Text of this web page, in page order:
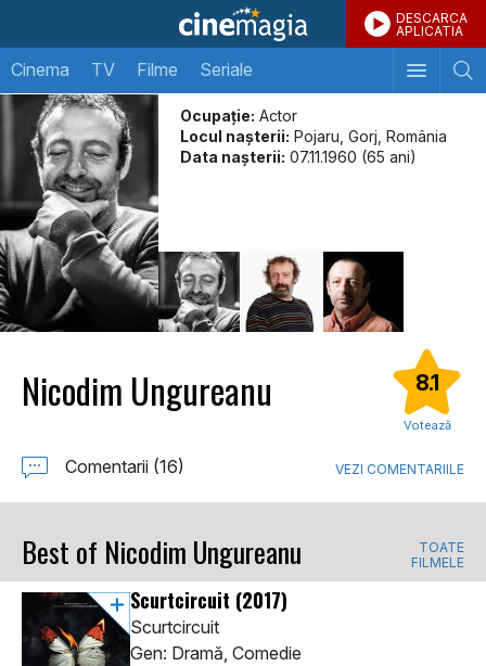
DESCARCA
APLICATIA
Cinema TV Filme Seriale
Ocupație: Actor
Locul naşterii: Pojaru, Gorj, România
Data naşterii: 07.11.1960 (65 ani)
Nicodim Ungureanu 8.1
Votează
Comentarii (16) VEZI COMENTARIILE
Best of Nicodim Ungureanu
TOATE
FILMELE
Scurtcircuit (2017)
Scurtcircuit
Gen: Dramă, Comedie